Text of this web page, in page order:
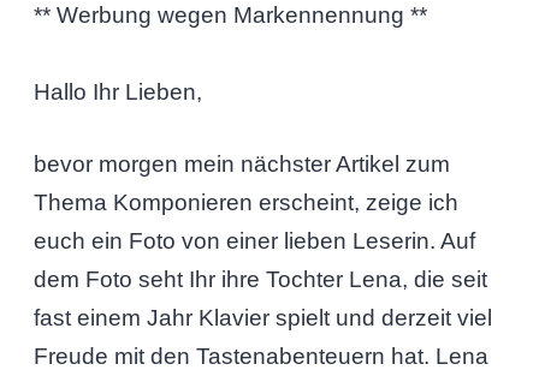
** Werbung wegen Markennennung **
Hallo Ihr Lieben,
bevor morgen mein nächster Artikel zum
Thema Komponieren erscheint, zeige ich
euch ein Foto von einer lieben Leserin. Auf
dem Foto seht Ihr ihre Tochter Lena, die seit
fast einem Jahr Klavier spielt und derzeit viel
Freude mit den Tastenabenteuern hat. Lena